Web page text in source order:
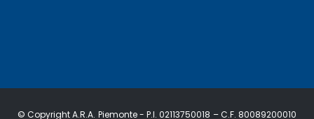
© Copyright A.R.A. Piemonte - P.I. 02113750018 – C.F. 80089200010